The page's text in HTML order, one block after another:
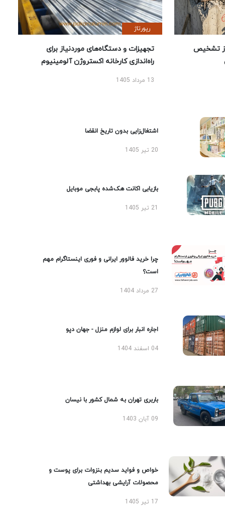
تشخیص
رپورتاژ
تجهیزات و دستگاه‌های موردنیاز برای
راه‌اندازی کارخانه اکستروژن آلومینیوم
13 مرداد 1405
اشتغال‌زایی بدون تاریخ انقضا
20 تیر 1405
بازیابی اکانت هک‌شده پابجی موبایل
چرا خرید فالوور ایرانی و فوری اینستاگرام مهم
است؟
27 مرداد 1404
اجاره انبار برای لوازم منزل - جهان دپو
04 اسفند 1404
باربری تهران به شمال کشور با نیسان
09 آبان 1403
خواص و فواید سدیم بنزوات برای پوست و
محصولات آرایشی بهداشتی
17 تیر 1405